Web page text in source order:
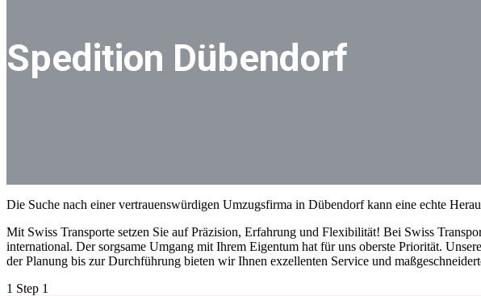
Spedition Dübendorf
Die Suche nach einer vertrauenswürdigen Umzugsfirma in Dübendorf kann eine echte
Mit Swiss Transporte setzen Sie auf Präzision, Erfahrung und Flexibilität! Bei Swiss
international. Der sorgsame Umgang mit Ihrem Eigentum hat für uns oberste Priorität.
der Planung bis zur Durchführung bieten wir Ihnen exzellenten Service und
1 Step 1